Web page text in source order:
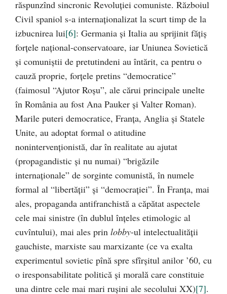
răspunzînd sincronic Revoluţiei comuniste. Războiul
Civil spaniol s-a internaţionalizat la scurt timp de la
izbucnirea lui[6]: Germania şi Italia au sprijinit făţiş
forţele naţional-conservatoare, iar Uniunea Sovietică
şi comuniştii de pretutindeni au întărit, ca pentru o
cauză proprie, forţele pretins “democratice”
(faimosul “Ajutor Roşu”, ale cărui principale unelte
în România au fost Ana Pauker şi Valter Roman).
Marile puteri democratice, Franţa, Anglia şi Statele
Unite, au adoptat formal o atitudine
nonintervenţionistă, dar în realitate au ajutat
(propagandistic şi nu numai) “brigăzile
internaţionale” de sorginte comunistă, în numele
formal al “libertăţii” şi “democraţiei”. În Franţa, mai
ales, propaganda antifranchistă a căpătat aspectele
cele mai sinistre (în dublul înţeles etimologic al
cuvîntului), mai ales prin lobby-ul intelectualităţii
gauchiste, marxiste sau marxizante (ce va exalta
experimentul sovietic pînă spre sfîrşitul anilor ’60, cu
o iresponsabilitate politică şi morală care constituie
una dintre cele mai mari ruşini ale secolului XX)[7].